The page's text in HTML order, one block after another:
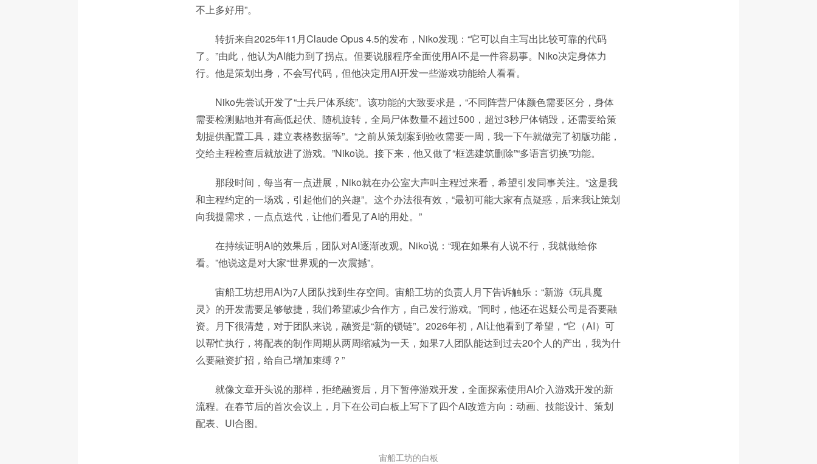
不上多好用”。
转折来自2025年11月Claude Opus 4.5的发布，Niko发现：“它可以自主写出比较可靠的代码
了。”由此，他认为AI能力到了拐点。但要说服程序全面使用AI不是一件容易事。Niko决定身体力
行。他是策划出身，不会写代码，但他决定用AI开发一些游戏功能给人看看。
Niko先尝试开发了“士兵尸体系统”。该功能的大致要求是，“不同阵营尸体颜色需要区分，身体
需要检测贴地并有高低起伏、随机旋转，全局尸体数量不超过500，超过3秒尸体销毁，还需要给策
划提供配置工具，建立表格数据等”。“之前从策划案到验收需要一周，我一下午就做完了初版功能，
交给主程检查后就放进了游戏。”Niko说。接下来，他又做了“框选建筑删除”“多语言切换”功能。
那段时间，每当有一点进展，Niko就在办公室大声叫主程过来看，希望引发同事关注。“这是我
和主程约定的一场戏，引起他们的兴趣”。这个办法很有效，“最初可能大家有点疑惑，后来我让策划
向我提需求，一点点迭代，让他们看见了AI的用处。”
在持续证明AI的效果后，团队对AI逐渐改观。Niko说：“现在如果有人说不行，我就做给你
看。”他说这是对大家“世界观的一次震撼”。
宙船工坊想用AI为7人团队找到生存空间。宙船工坊的负责人月下告诉触乐：“新游《玩具魔
灵》的开发需要足够敏捷，我们希望减少合作方，自己发行游戏。”同时，他还在迟疑公司是否要融
资。月下很清楚，对于团队来说，融资是“新的锁链”。2026年初，AI让他看到了希望，“它（AI）可
以帮忙执行，将配表的制作周期从两周缩减为一天，如果7人团队能达到过去20个人的产出，我为什
么要融资扩招，给自己增加束缚？”
就像文章开头说的那样，拒绝融资后，月下暂停游戏开发，全面探索使用AI介入游戏开发的新
流程。在春节后的首次会议上，月下在公司白板上写下了四个AI改造方向：动画、技能设计、策划
配表、UI合图。
宙船工坊的白板